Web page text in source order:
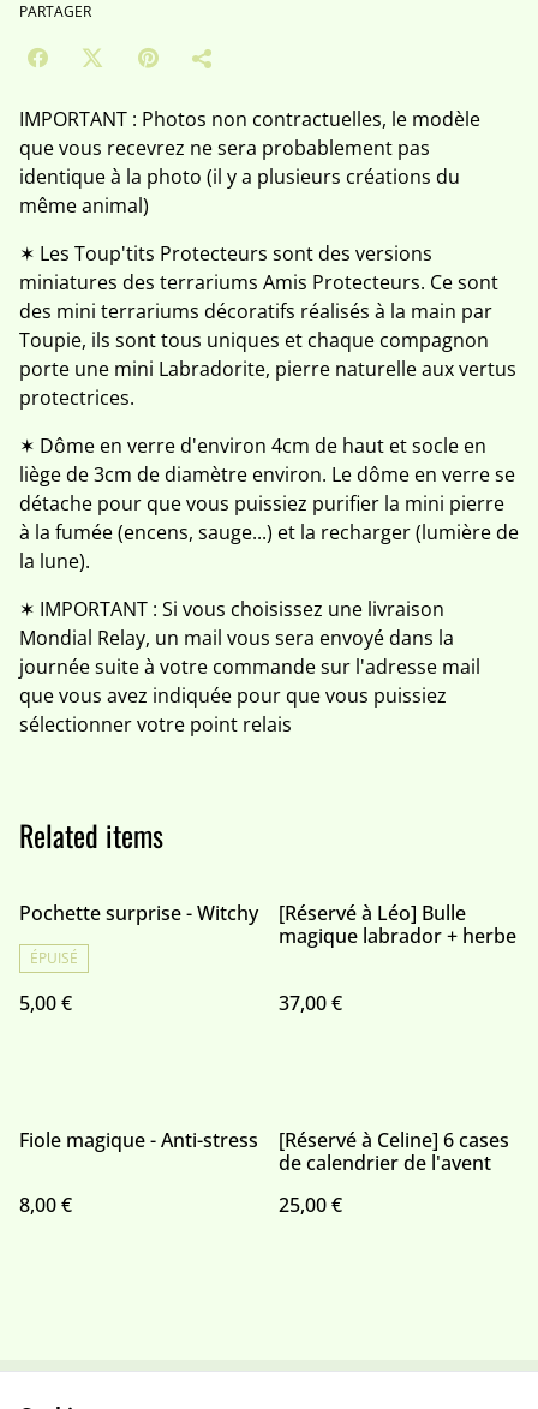
PARTAGER
IMPORTANT : Photos non contractuelles, le modèle
que vous recevrez ne sera probablement pas
identique à la photo (il y a plusieurs créations du
même animal)
✶ Les Toup'tits Protecteurs sont des versions
miniatures des terrariums Amis Protecteurs. Ce sont
des mini terrariums décoratifs réalisés à la main par
Toupie, ils sont tous uniques et chaque compagnon
porte une mini Labradorite, pierre naturelle aux vertus
protectrices.
✶ Dôme en verre d'environ 4cm de haut et socle en
liège de 3cm de diamètre environ. Le dôme en verre se
détache pour que vous puissiez purifier la mini pierre
à la fumée (encens, sauge...) et la recharger (lumière de
la lune).
✶ IMPORTANT : Si vous choisissez une livraison
Mondial Relay, un mail vous sera envoyé dans la
journée suite à votre commande sur l'adresse mail
que vous avez indiquée pour que vous puissiez
sélectionner votre point relais
Related items
Pochette surprise - Witchy
ÉPUISÉ
5,00 €
[Réservé à Léo] Bulle
magique labrador + herbe
37,00 €
Fiole magique - Anti-stress
8,00 €
[Réservé à Celine] 6 cases
de calendrier de l'avent
25,00 €